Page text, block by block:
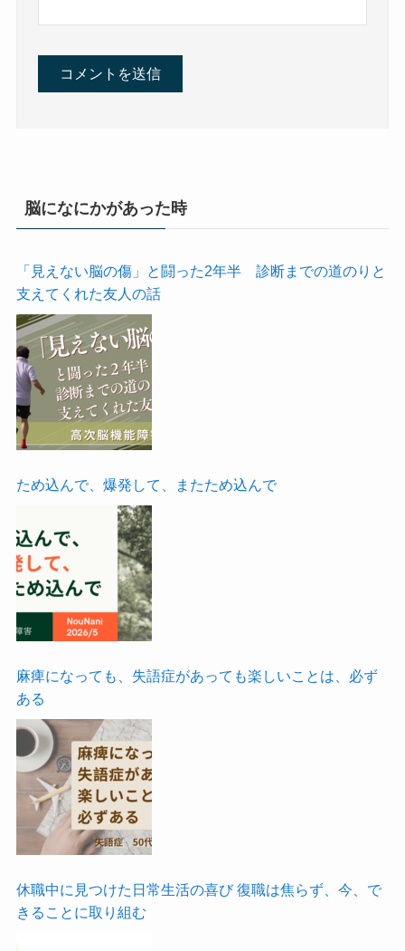
脳になにかがあった時
「見えない脳の傷」と闘った2年半 診断までの道のりと
支えてくれた友人の話
ため込んで、爆発して、またため込んで
麻痺になっても、失語症があっても楽しいことは、必ず
ある
休職中に見つけた日常生活の喜び 復職は焦らず、今、で
きることに取り組む